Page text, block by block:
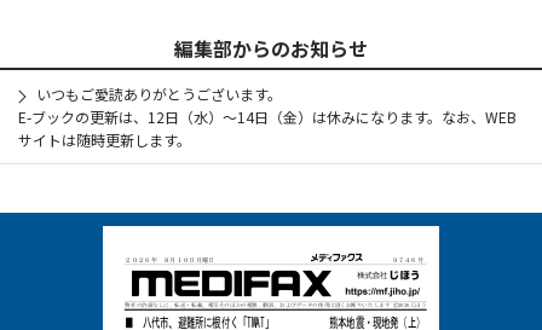
編集部からのお知らせ
いつもご愛読ありがとうございます。
E-ブックの更新は、12日（水）～14日（金）は休みになります。なお、WEB
サイトは随時更新します。